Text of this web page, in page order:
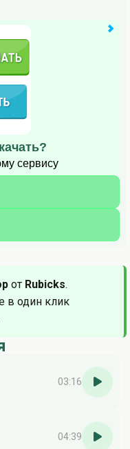
сервису
от Rubicks.
в один клик
03:16
04:39